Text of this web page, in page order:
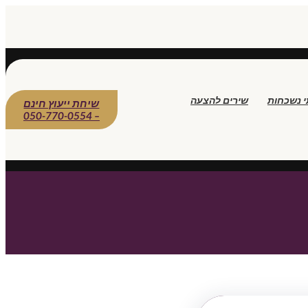
נשכחות שירים להצעה
שיחת ייעוץ חינם
– 050-770-0554